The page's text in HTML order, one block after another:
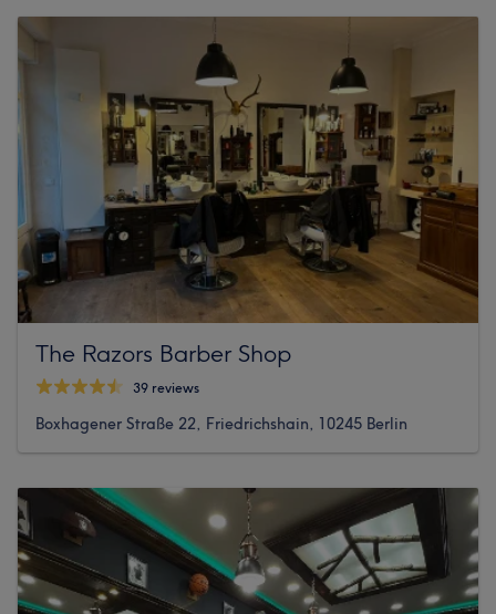
The Razors Barber Shop
39 reviews
Boxhagener Straße 22, Friedrichshain, 10245 Berlin